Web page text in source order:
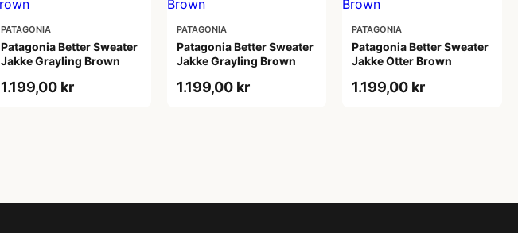
PATAGONIA
Patagonia Better Sweater
Jakke Grayling Brown
1.199,00 kr
PATAGONIA
Patagonia Better Sweater
Jakke Grayling Brown
1.199,00 kr
PATAGONIA
Patagonia Better Sweater
Jakke Otter Brown
1.199,00 kr